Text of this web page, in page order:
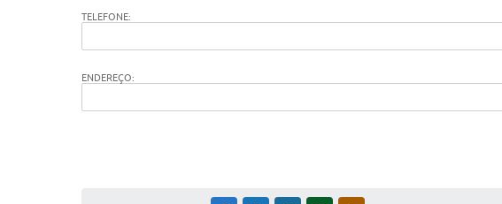
TELEFONE:
ENDEREÇO: